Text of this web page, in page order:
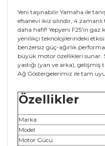
Yeni taşınabilir Yamaha ile
efsanevi ikiz silindir, 4
daha hafif! Yepyeni F25'in gaz
yenilikçi teknolojilerindeki
benzersiz güç-ağırlık
büyük motor özellikleri sunar.
yastığı (yan ve arka), gelişmiş
Ağ Göstergelerimiz ile tam
Özellikler
Marka
Model
Motor Gücü